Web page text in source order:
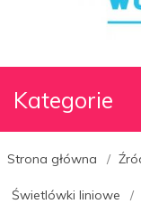
Kategorie
Strona główna
Świetlówki liniowe